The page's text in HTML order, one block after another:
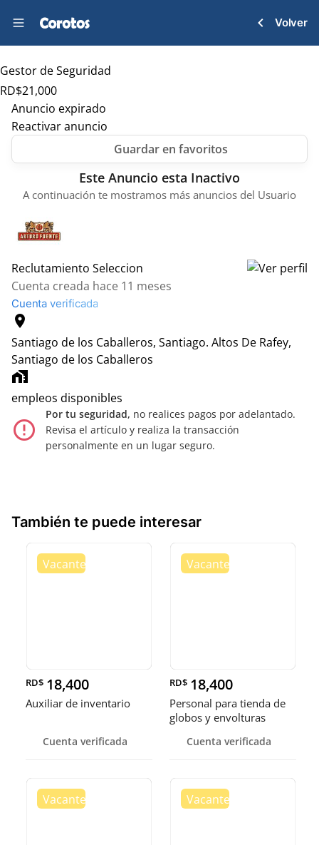
Volver
Gestor de Seguridad
RD$21,000
Anuncio expirado
Reactivar anuncio
Este Anuncio esta Inactivo
A continuación te mostramos más anuncios del Usuario
Reclutamiento Seleccion
Cuenta creada hace 11 meses
Cuenta verificada
location_on
Santiago de los Caballeros, Santiago. Altos De Rafey,
Santiago de los Caballeros
home_work
empleos disponibles
error_outline
Por tu seguridad, no realices pagos por adelantado.
Revisa el artículo y realiza la transacción
personalmente en un lugar seguro.
También te puede interesar
RD$ 18,400
Auxiliar de inventario
Cuenta verificada
RD$ 18,400
Personal para tienda de
globos y envolturas
Cuenta verificada